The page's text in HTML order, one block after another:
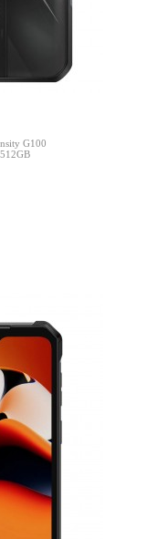
G100